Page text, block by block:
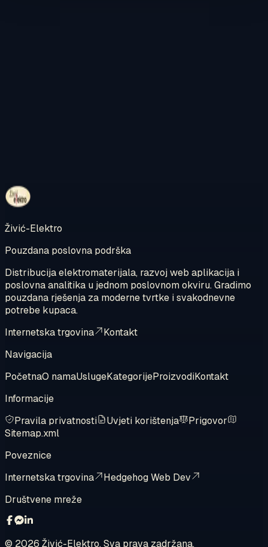
Pregledajte internetsku trgovinu
Živić-Elektro
Pouzdana poslovna podrška
Distribucija elektromaterijala, razvoj web aplikacija i
poslovna analitika u jednom poslovnom okviru. Gradimo
pouzdana rješenja za moderne tvrtke i svakodnevne
potrebe kupaca.
Internetska trgovina
Kontakt
Navigacija
PočetnaO namaUslugeKategorijeProizvodiKontakt
Informacije
Pravila privatnosti
Uvjeti korištenja
Prigovor
Sitemap.xml
Poveznice
Internetska trgovina
Hedgehog Web Dev
Društvene mreže
© 2026 Živić-Elektro. Sva prava zadržana.